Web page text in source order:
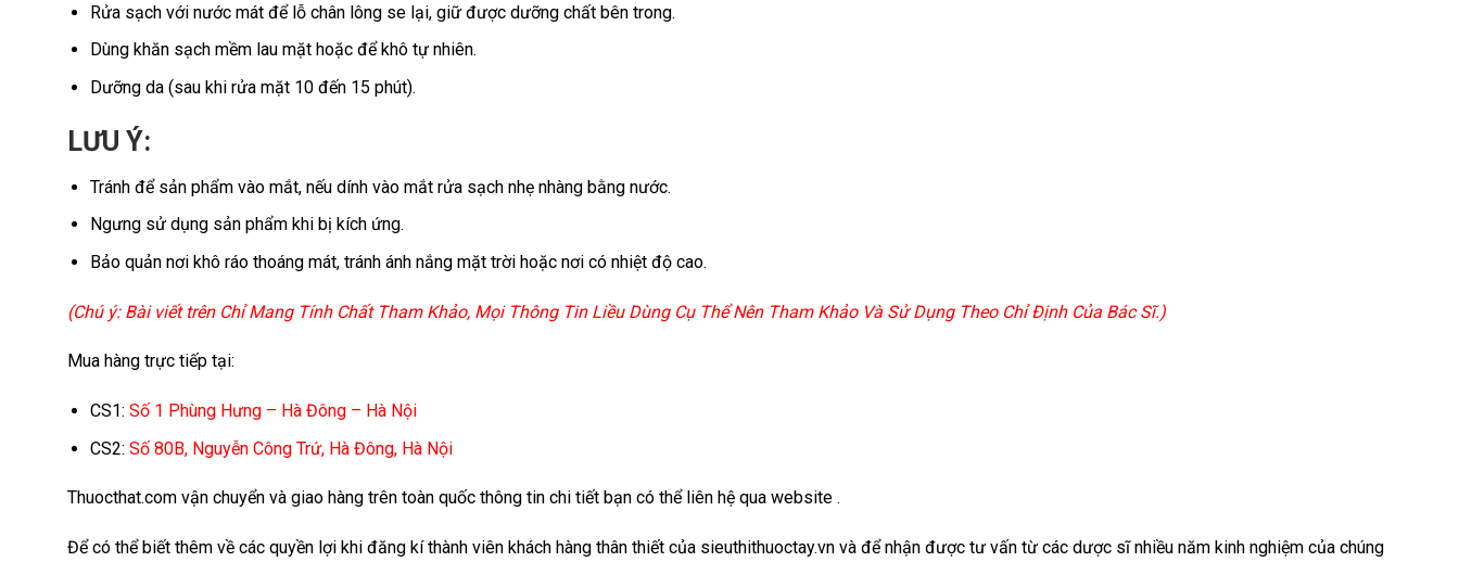
Rửa sạch với nước mát để lỗ chân lông se lại, giữ được dưỡng chất bên trong.
Dùng khăn sạch mềm lau mặt hoặc để khô tự nhiên.
Dưỡng da (sau khi rửa mặt 10 đến 15 phút).
LƯU Ý:
Tránh để sản phẩm vào mắt, nếu dính vào mắt rửa sạch nhẹ nhàng bằng nước.
Ngưng sử dụng sản phẩm khi bị kích ứng.
Bảo quản nơi khô ráo thoáng mát, tránh ánh nắng mặt trời hoặc nơi có nhiệt độ cao.
(Chú ý: Bài viết trên Chỉ Mang Tính Chất Tham Khảo, Mọi Thông Tin Liều Dùng Cụ Thể Nên Tham Khảo Và Sử Dụng Theo Chỉ Định Của Bác Sĩ.)
Mua hàng trực tiếp tại:
CS1: Số 1 Phùng Hưng – Hà Đông – Hà Nội
CS2: Số 80B, Nguyễn Công Trứ, Hà Đông, Hà Nội
Thuocthat.com vận chuyển và giao hàng trên toàn quốc thông tin chi tiết bạn có thể liên hệ qua website .
Để có thể biết thêm về các quyền lợi khi đăng kí thành viên khách hàng thân thiết của sieuthithuoctay.vn và để nhận được tư vấn từ các dược sĩ nhiều năm kinh nghiệm của chúng